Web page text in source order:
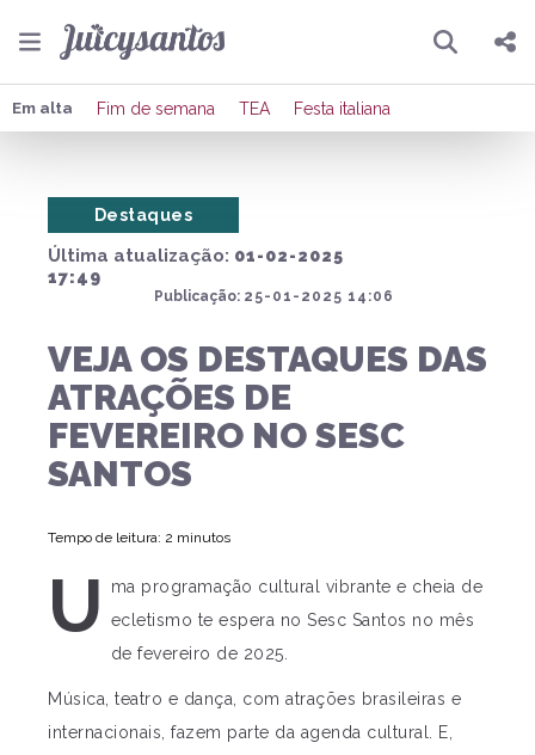
Pesquisar
Compartilhar
Em alta Fim de semana TEA Festa italiana
Última atualização: 01-02-2025
17:49
Publicação: 25-01-2025 14:06
Destaques
VEJA OS DESTAQUES DAS
ATRAÇÕES DE
FEVEREIRO NO SESC
SANTOS
Tempo de leitura: 2 minutos
U
ma programação cultural vibrante e cheia de
ecletismo te espera no Sesc Santos no mês
de fevereiro de 2025.
Música, teatro e dança, com atrações brasileiras e
internacionais, fazem parte da agenda cultural. E,